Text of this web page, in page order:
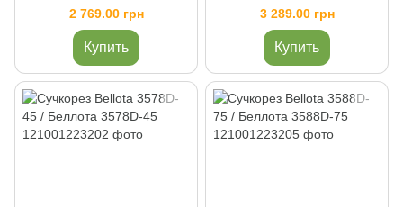
2 769.00 грн
Купить
3 289.00 грн
Купить